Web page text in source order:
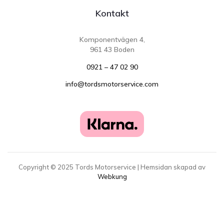
Kontakt
Komponentvägen 4,
961 43 Boden
0921 – 47 02 90
info@tordsmotorservice.com
Copyright © 2025 Tords Motorservice | Hemsidan skapad av
Webkung